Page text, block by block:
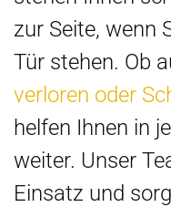
zur Seite, wenn
Tür stehen. Ob
verloren oder
helfen Ihnen in
weiter. Unser
Einsatz und